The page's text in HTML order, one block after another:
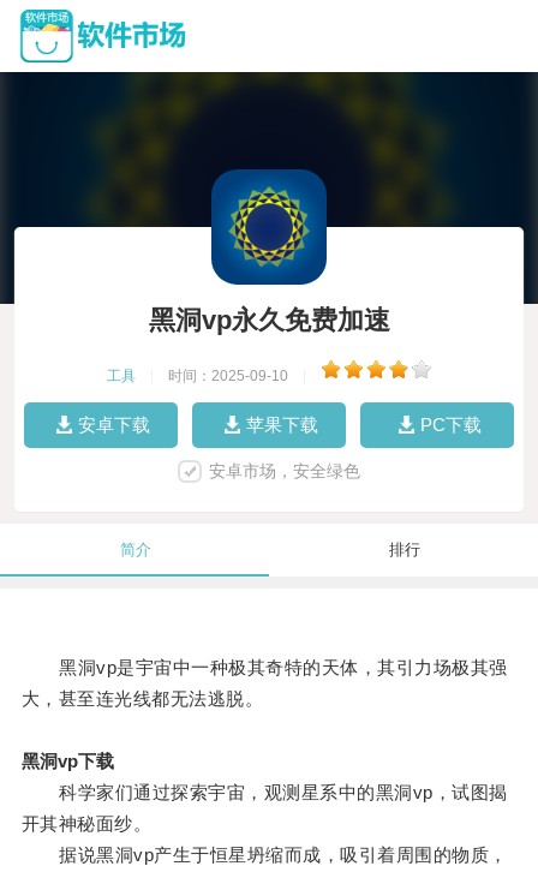
黑洞vp永久免费加速
工具 时间：2025-09-10
安卓下载 苹果下载 PC下载
安卓市场，安全绿色
简介 排行
黑洞vp是宇宙中一种极其奇特的天体，其引力场极其强
大，甚至连光线都无法逃脱。
黑洞vp下载
科学家们通过探索宇宙，观测星系中的黑洞vp，试图揭
开其神秘面纱。
据说黑洞vp产生于恒星坍缩而成，吸引着周围的物质，